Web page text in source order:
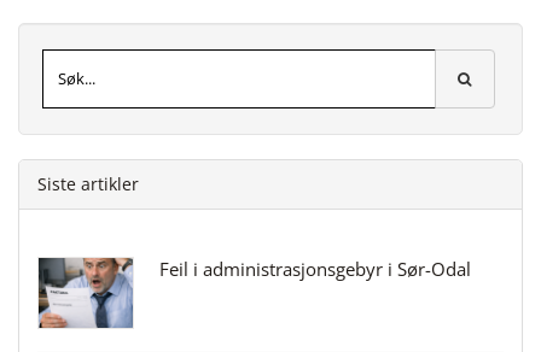
Siste artikler
Feil i administrasjonsgebyr i Sør-Odal